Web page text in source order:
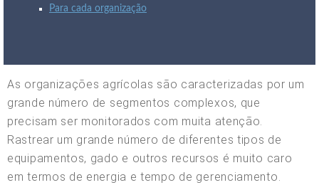
Para cada organização
As organizações agrícolas são caracterizadas por um
grande número de segmentos complexos, que
precisam ser monitorados com muita atenção.
Rastrear um grande número de diferentes tipos de
equipamentos, gado e outros recursos é muito caro
em termos de energia e tempo de gerenciamento.